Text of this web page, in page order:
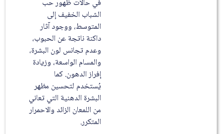
في حالات ظهور حب
الشباب الخفيف إلى
المتوسط، ووجود آثار
داكنة ناتجة عن الحبوب،
وعدم تجانس لون البشرة،
والمسام الواسعة، وزيادة
إفراز الدهون. كما
يُستخدم لتحسين مظهر
البشرة الدهنية التي تعاني
من اللمعان الزائد والاحمرار
المتكرر.